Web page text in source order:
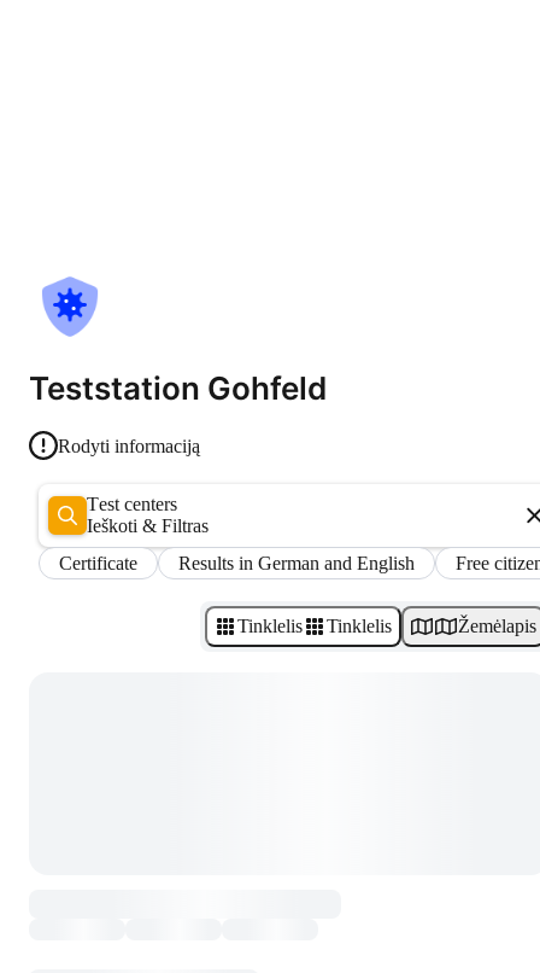
Teststation Gohfeld
Rodyti informaciją
Test centers
Ieškoti & Filtras
Certificate
Results in German and English Free
Tinklelis Tinklelis Žemėlapis